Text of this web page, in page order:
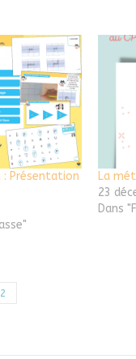
: Présentation
La
23
Dans